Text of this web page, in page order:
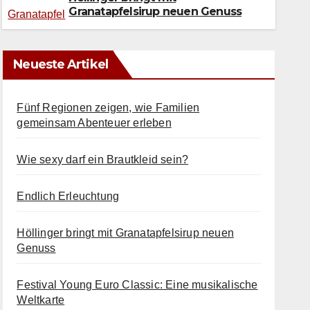
Granatapfelsirup neuen Genuss
Neueste Artikel
Fünf Regionen zeigen, wie Familien
gemeinsam Abenteuer erleben
Wie sexy darf ein Brautkleid sein?
Endlich Erleuchtung
Höllinger bringt mit Granatapfelsirup neuen
Genuss
Festival Young Euro Classic: Eine musikalische
Weltkarte